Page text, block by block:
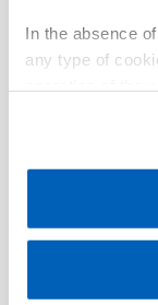
In the absence
any type of
policy.
regarding
Gefran -
vannes sont
parcours de la
Le type de
La procédure
(CFG pour les
entrées, Out
de choisir un